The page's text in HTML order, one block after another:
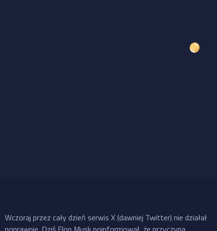
Wczoraj przez cały dzień serwis X (dawniej Twitter) nie działał